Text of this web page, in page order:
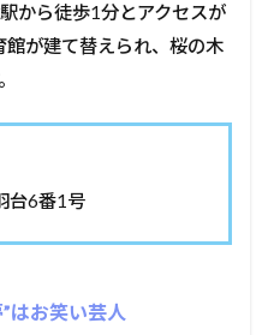
から徒歩1分とアクセスが
が建て替えられ、桜の木
台6番1号
はお笑い芸人